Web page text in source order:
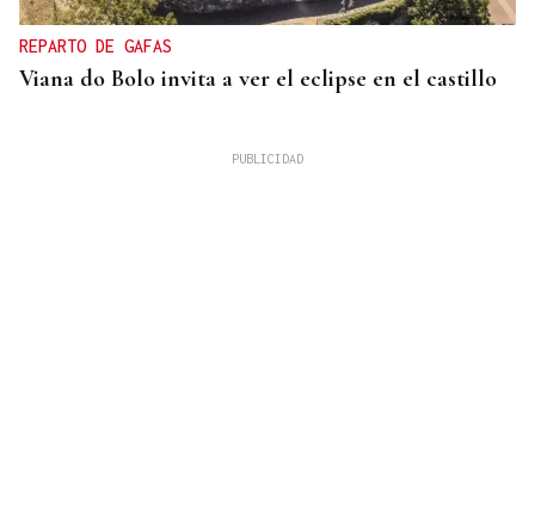
REPARTO DE GAFAS
Viana do Bolo invita a ver el eclipse en el castillo